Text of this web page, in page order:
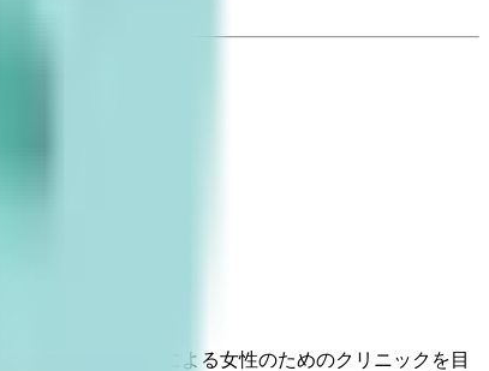
す。また、女性による女性のためのクリニックを目